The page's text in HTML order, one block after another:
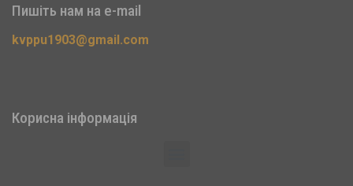
Пишіть нам на e-mail
kvppu1903@gmail.com
Корисна інформація